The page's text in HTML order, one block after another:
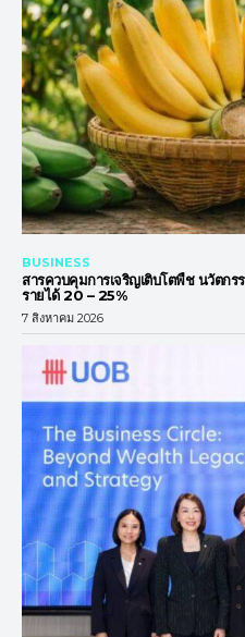
BUSINESS
สารควบคุมการเจริญเติบโตพืช นวัตก
รายได้ 20 – 25%
7 สิงหาคม 2026